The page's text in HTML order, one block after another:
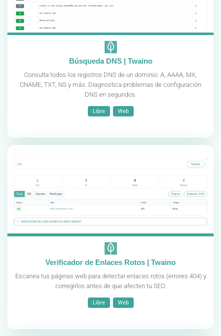
Búsqueda DNS | Twaino
Consulta todos los registros DNS de un dominio: A, AAAA, MX,
CNAME, TXT, NS y más. Diagnostica problemas de configuración
DNS en segundos.
Libre Web
Verificador de Enlaces Rotos | Twaino
Escanea tus páginas web para detectar enlaces rotos (errores 404) y
corregirlos antes de que afecten tu SEO.
Libre Web